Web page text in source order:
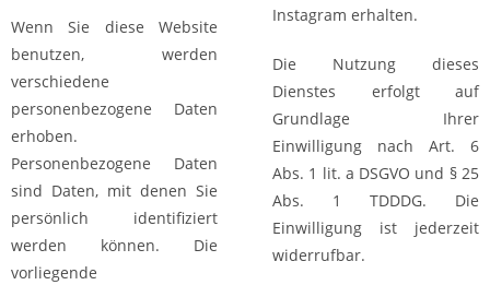
Wenn Sie diese Website
benutzen, werden
verschiedene
personenbezogene Daten
erhoben.
Personenbezogene Daten
sind Daten, mit denen Sie
persönlich identifiziert
werden können. Die
vorliegende
Instagram erhalten.
Die Nutzung dieses
Dienstes erfolgt auf
Grundlage Ihrer
Einwilligung nach Art. 6
Abs. 1 lit. a DSGVO und § 25
Abs. 1 TDDDG. Die
Einwilligung ist jederzeit
widerrufbar.